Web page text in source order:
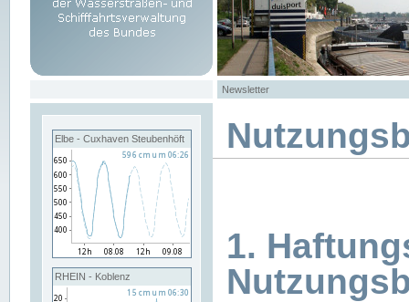
Newsletter
Elbe - Cuxhaven Steubenhöft
RHEIN - Koblenz
1.